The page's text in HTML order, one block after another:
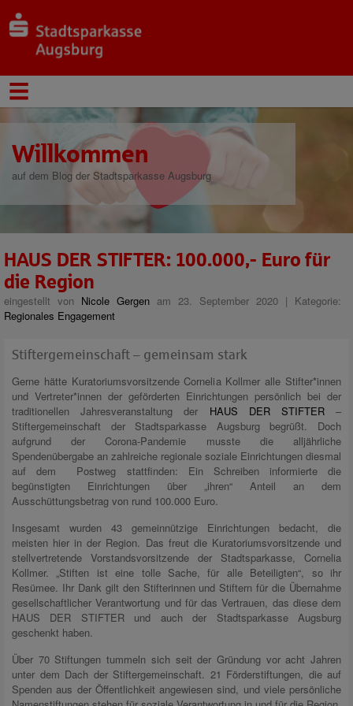
Willkommen
auf dem Blog der Stadtsparkasse Augsburg
HAUS DER STIFTER: 100.000,- Euro für
die Region
eingestellt von Nicole Gergen am 23. September 2020 | Kategorie:
Regionales Engagement
Stiftergemeinschaft – gemeinsam stark
Gerne hätte Kuratoriumsvorsitzende Cornelia Kollmer alle Stifter*innen
und Vertreter*innen der geförderten Einrichtungen persönlich bei der
traditionellen Jahresveranstaltung der HAUS DER STIFTER–
Stiftergemeinschaft der Stadtsparkasse Augsburg begrüßt. Doch
aufgrund der Corona-Pandemie musste die alljährliche
Spendenübergabe an zahlreiche regionale soziale Einrichtungen diesmal
auf dem Postweg stattfinden: Ein Schreiben informierte die
begünstigten Einrichtungen über „ihren“ Anteil an dem
Ausschüttungsbetrag von rund 100.000 Euro.
Insgesamt wurden 43 gemeinnützige Einrichtungen bedacht, die
meisten hier in der Region. Das freut die Kuratoriumsvorsitzende und
stellvertretende Vorstandsvorsitzende der Stadtsparkasse, Cornelia
Kollmer. „Stiften ist eine tolle Sache, für alle Beteiligten“, so ihr
Resümee. Ihr Dank gilt den Stifterinnen und Stiftern für die Übernahme
gesellschaftlicher Verantwortung und für das Vertrauen, das diese dem
HAUS DER STIFTER und auch der Stadtsparkasse Augsburg
geschenkt haben.
Über 70 Stiftungen tummeln sich seit der Gründung vor acht Jahren
unter dem Dach der Stiftergemeinschaft. 21 Förderstiftungen, die auf
Spenden aus der Öffentlichkeit angewiesen sind, und viele persönliche